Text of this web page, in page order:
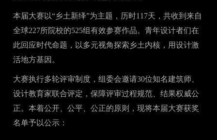
本届大赛以“乡土新绎”为主题，历时117天，共收到来自
全球227所院校的525组有效参赛作品。青年设计者们在
此回应时代命题，以多元视角探索乡土内核，用设计激
活地方基因。
大赛执行多轮评审制度，组委会邀请30位知名建筑师、
设计教育家联合评定，保障评审过程规范、结果权威公
正。本着公开、公平、公正的原则，现将本届大赛获奖
名单予以公示：